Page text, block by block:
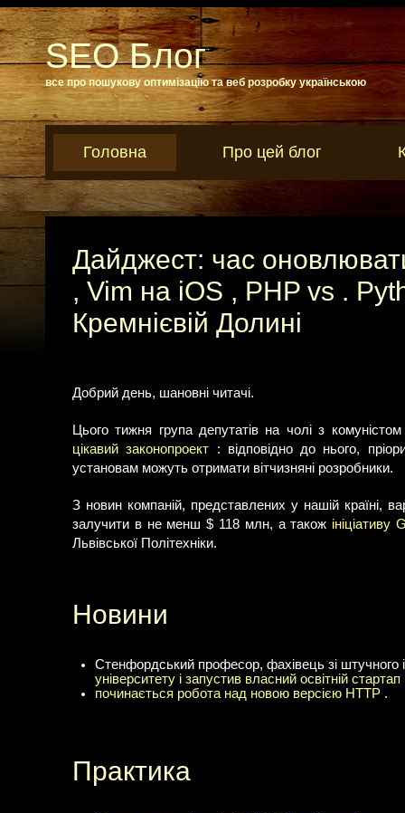
SEO Блог
все про пошукову оптимізацію та веб розробку українською
Головна Про цей блог
Дайджест: час
, Vim на iOS , PHP vs .
Кремнієвій Долині
Добрий день, шановні читачі.
Цього тижня група депутатів на чолі з
цікавий законопроект : відповідно до нього,
установам можуть отримати вітчизняні розробники.
З новин компаній, представлених у нашій країні,
залучити в не менш $ 118 млн, а також ініціативу
Львівської Політехніки.
Новини
Стенфордський професор, фахівець зі
університету і запустив власний освітній стартап
починається робота над новою версією HTTP .
Практика